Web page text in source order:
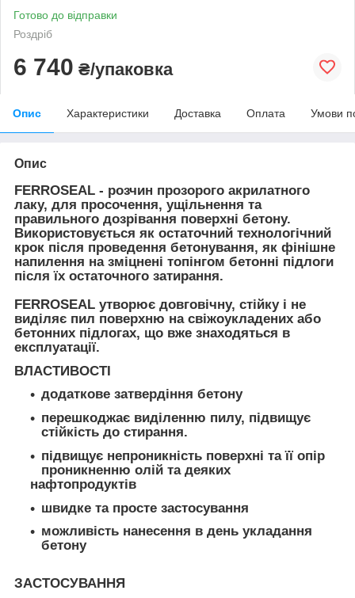
Готово до відправки
Роздріб
6 740 ₴/упаковка
Опис Характеристики Доставка Оплата Умови
Опис
FERROSEAL - розчин прозорого акрилатного
лаку, для просочення, ущільнення та
правильного дозрівання поверхні бетону.
Використовується як остаточний технологічний
крок після проведення бетонування, як фінішне
напилення на зміцнені топінгом бетонні підлоги
після їх остаточного затирання.
FERROSEAL утворює довговічну, стійку і не
виділяє пил поверхню на свіжоукладених або
бетонних підлогах, що вже знаходяться в
експлуатації.
ВЛАСТИВОСТІ
додаткове затвердіння бетону
перешкоджає виділенню пилу, підвищує
стійкість до стирання.
підвищує непроникність поверхні та її опір
проникненню олій та деяких
нафтопродуктів
швидке та просте застосування
можливість нанесення в день укладання
бетону
ЗАСТОСУВАННЯ